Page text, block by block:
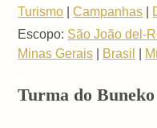
Turismo |Campanhas
Escopo: São João del-
Minas Gerais
Brasil
Turma do